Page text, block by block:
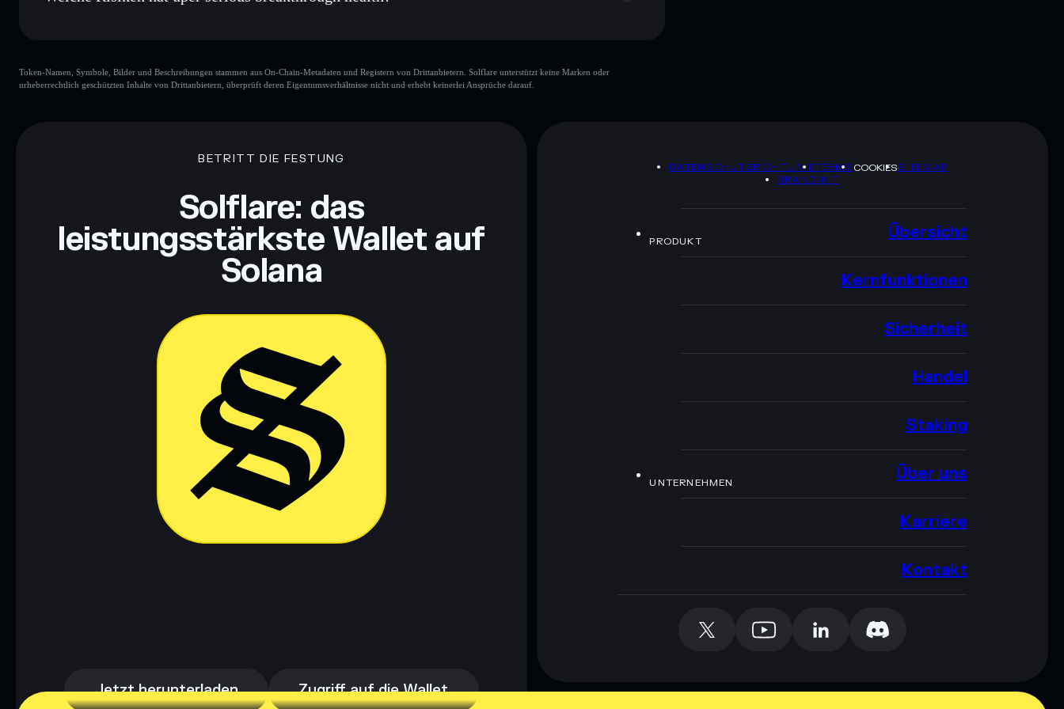
uper serious breakthrough health veränderbar
Token-Namen, Symbole, Bilder und Beschreibungen stammen aus On-Chain-Metadaten und Registern von Drittanbietern. Solflare unterstützt keine Marken oder
urheberrechtlich geschützten Inhalte von Drittanbietern, überprüft deren Eigentumsverhältnisse nicht und erhebt keinerlei Ansprüche darauf.
BETRITT DIE FESTUNG
Solflare: das
leistungsstärkste Wallet auf
Solana
Jetzt herunterladen Zugriff auf die Wallet
DATENSCHUTZRICHTLINIETERMSCOOKIESSITEMAP
BRAND-KIT
PRODUKT Übersicht
Kernfunktionen
Sicherheit
Handel
Staking
UNTERNEHMEN Über uns
Karriere
Kontakt